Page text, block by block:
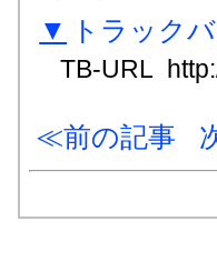
▼ トラック
TB-URL
前の記事